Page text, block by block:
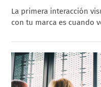
La primera interacción
con tu marca es cuando